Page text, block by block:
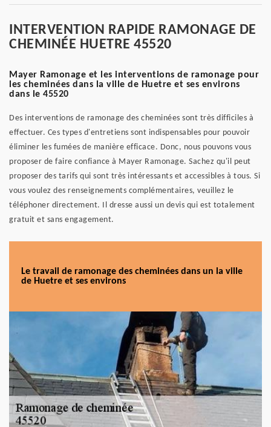
INTERVENTION RAPIDE RAMONAGE DE
CHEMINÉE HUETRE 45520
Mayer Ramonage et les interventions de ramonage pour
les cheminées dans la ville de Huetre et ses environs
dans le 45520
Des interventions de ramonage des cheminées sont très difficiles à
effectuer. Ces types d'entretiens sont indispensables pour pouvoir
éliminer les fumées de manière efficace. Donc, nous pouvons vous
proposer de faire confiance à Mayer Ramonage. Sachez qu'il peut
proposer des tarifs qui sont très intéressants et accessibles à tous. Si
vous voulez des renseignements complémentaires, veuillez le
téléphoner directement. Il dresse aussi un devis qui est totalement
gratuit et sans engagement.
Le travail de ramonage des cheminées dans un la ville
de Huetre et ses environs